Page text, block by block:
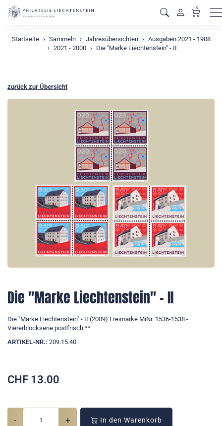
0
Startseite Sammeln Jahresübersichten
Ausgaben 2021 - 1908
2021 - 2000
Die "Marke Liechtenstein" - II
zurück zur Übersicht
Die "Marke Liechtenstein" - II
Die "Marke Liechtenstein" - II (2009) Freimarke MiNr. 1536-1538 -
Viererblockserie postfrisch **
ARTIKEL-NR.: 209.15.40
CHF 13.00
- + In den Warenkorb